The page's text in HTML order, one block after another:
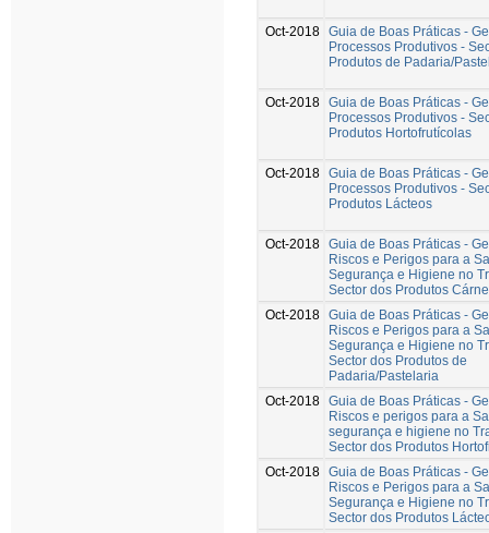
Oct-2018 Guia de Boas Práticas -
Processos Produtivos -
Produtos de Padaria/
Oct-2018 Guia de Boas Práticas -
Processos Produtivos -
Produtos Hortofrutícolas
Oct-2018 Guia de Boas Práticas -
Processos Produtivos -
Produtos Lácteos
Oct-2018 Guia de Boas Práticas -
Riscos e Perigos para a
Segurança e Higiene no
Sector dos Produtos
Oct-2018 Guia de Boas Práticas -
Riscos e Perigos para a
Segurança e Higiene no
Sector dos Produtos de
Padaria/Pastelaria
Oct-2018 Guia de Boas Práticas -
Riscos e perigos para a
segurança e higiene no
Sector dos Produtos
Oct-2018 Guia de Boas Práticas -
Riscos e Perigos para a
Segurança e Higiene no
Sector dos Produtos